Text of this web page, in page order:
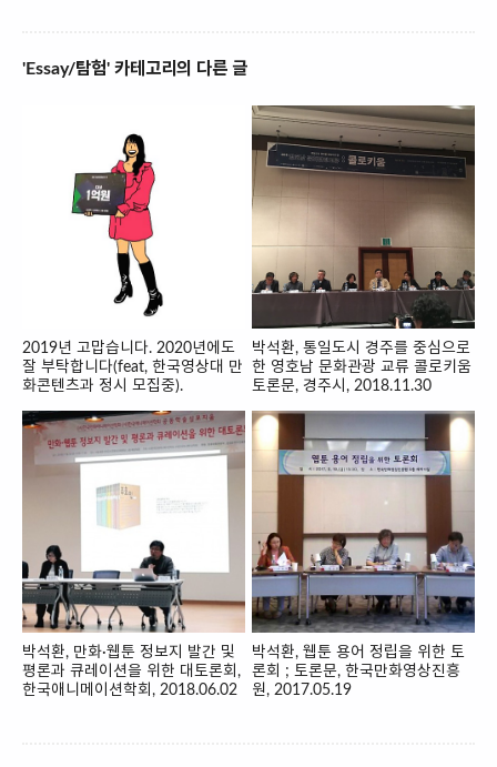
'Essay/탐험' 카테고리의 다른 글
2019년 고맙습니다. 2020년에도
잘 부탁합니다(feat, 한국영상대 만
화콘텐츠과 정시 모집중).
박석환, 통일도시 경주를 중심으로
한 영호남 문화관광 교류 콜로키움
토론문, 경주시, 2018.11.30
박석환, 만화·웹툰 정보지 발간 및
평론과 큐레이션을 위한 대토론회,
한국애니메이션학회, 2018.06.02
박석환, 웹툰 용어 정립을 위한 토
론회 ; 토론문, 한국만화영상진흥
원, 2017.05.19